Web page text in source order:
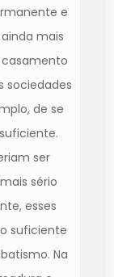
e
mais
sociedades
de se
ser
sério
esses
suficiente
Na